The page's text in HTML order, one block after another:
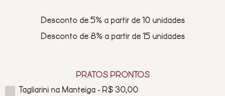
Desconto de 5% a partir de 10 unidades
Desconto de 8% a partir de 15 unidades
PRATOS PRONTOS
Tagliarini na Manteiga - R$ 30,00